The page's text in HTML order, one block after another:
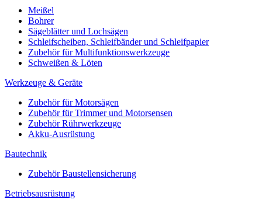
Meißel
Bohrer
Sägeblätter und Lochsägen
Schleifscheiben, Schleifbänder und Schleifpapier
Zubehör für Multifunktionswerkzeuge
Schweißen & Löten
Werkzeuge & Geräte
Zubehör für Motorsägen
Zubehör für Trimmer und Motorsensen
Zubehör Rührwerkzeuge
Akku-Ausrüstung
Bautechnik
Zubehör Baustellensicherung
Betriebsausrüstung